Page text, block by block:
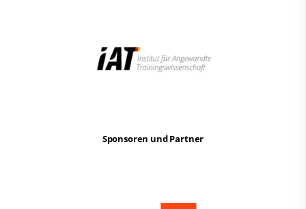
Sponsoren und Partner